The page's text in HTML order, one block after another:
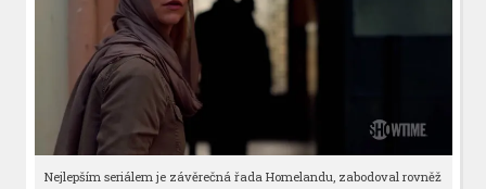
Nejlepším seriálem je závěrečná řada Homelandu, zabodoval rovněž